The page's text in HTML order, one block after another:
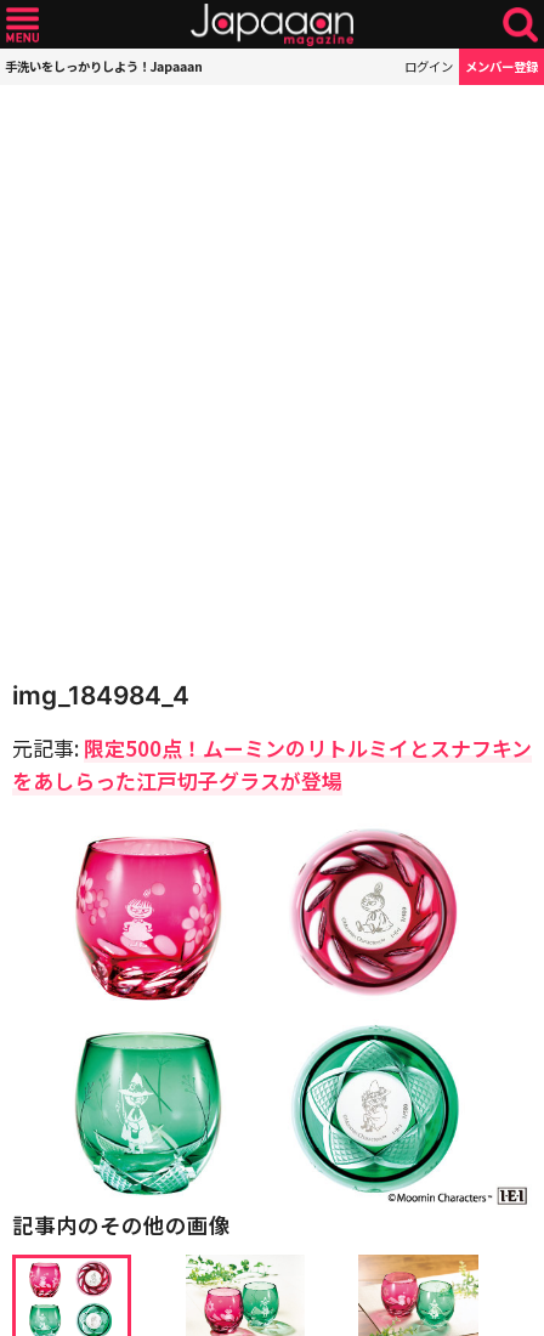
手洗いをしっかりしよう！Japaaan ログイン メンバー登録
img_184984_4
元記事: 限定500点！ムーミンのリトルミイとスナフキン
をあしらった江戸切子グラスが登場
記事内のその他の画像